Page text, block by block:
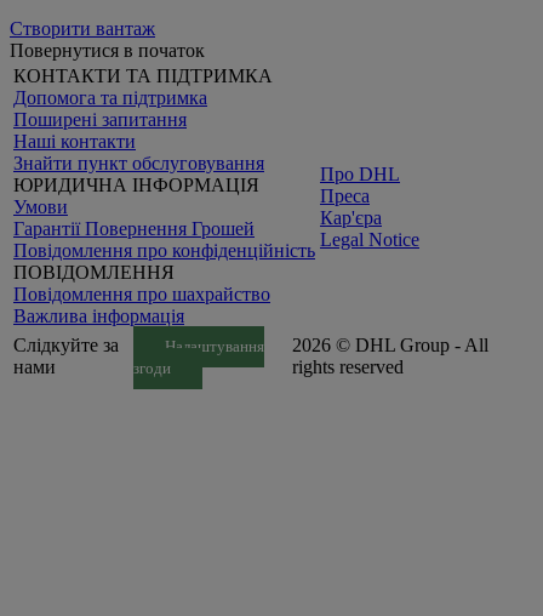
Створити вантаж
Повернутися в початок
КОНТАКТИ ТА ПІДТРИМКА
Допомога та підтримка
Поширені запитання
Наші контакти
Знайти пункт обслуговування
ЮРИДИЧНА ІНФОРМАЦІЯ
Умови
Гарантії Повернення Грошей
Повідомлення про конфіденційність
ПОВІДОМЛЕННЯ
Повідомлення про шахрайство
Важлива інформація
Про DHL
Преса
Кар'єра
Legal Notice
Слідкуйте за
нами
Налаштування
згоди
2026 © DHL Group - All
rights reserved